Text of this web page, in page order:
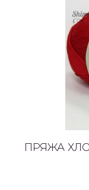
ПРЯЖА